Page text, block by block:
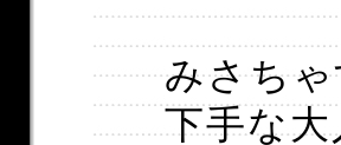
みさち
下手な